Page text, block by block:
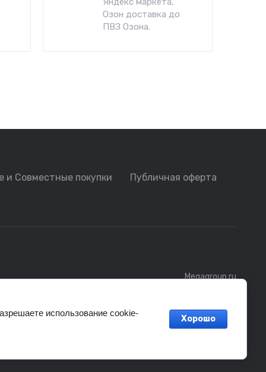
Озон доставка до
ПВЗ Озона.
и Совместные покупки Публичная оферта
Megagroup.ru
использование cookie-
Хорошо